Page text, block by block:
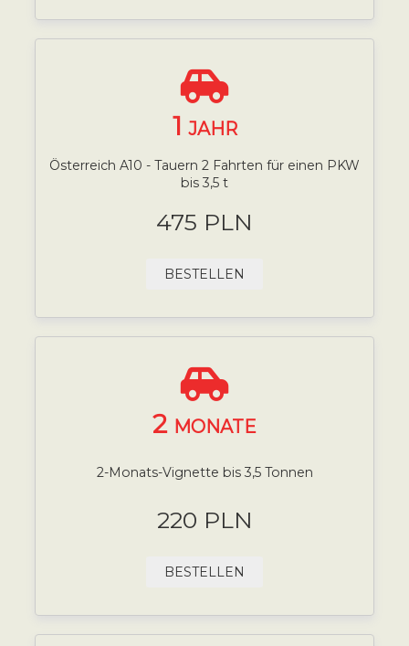
1 JAHR
Österreich A10 - Tauern 2 Fahrten für einen PKW
bis 3,5 t
475 PLN
BESTELLEN
2 MONATE
2-Monats-Vignette bis 3,5 Tonnen
220 PLN
BESTELLEN